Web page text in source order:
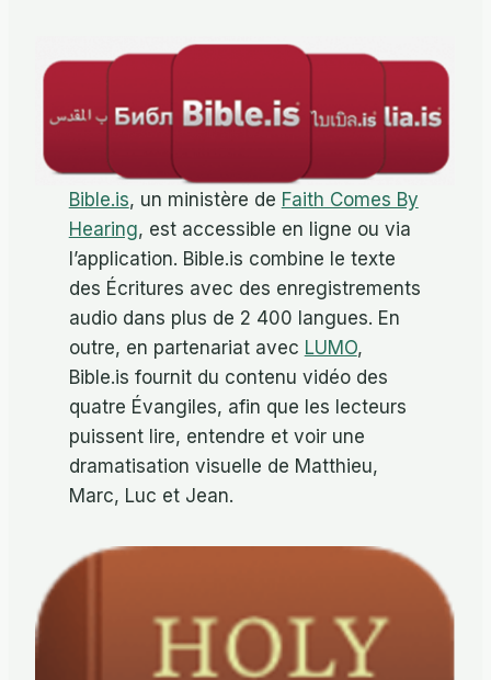
Bible.is, un ministère de Faith Comes By
Hearing, est accessible en ligne ou via
l’application. Bible.is combine le texte
des Écritures avec des enregistrements
audio dans plus de 2 400 langues. En
outre, en partenariat avec LUMO,
Bible.is fournit du contenu vidéo des
quatre Évangiles, afin que les lecteurs
puissent lire, entendre et voir une
dramatisation visuelle de Matthieu,
Marc, Luc et Jean.